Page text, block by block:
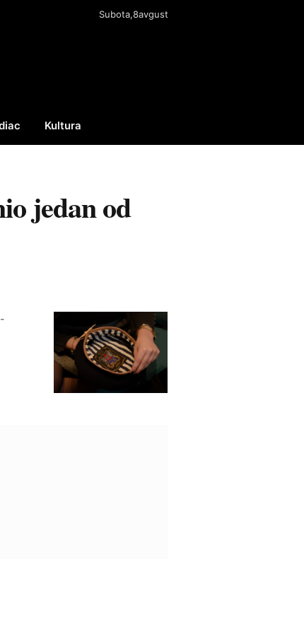
Subota,8avgust
Kultura
(Twitter)
jedan od